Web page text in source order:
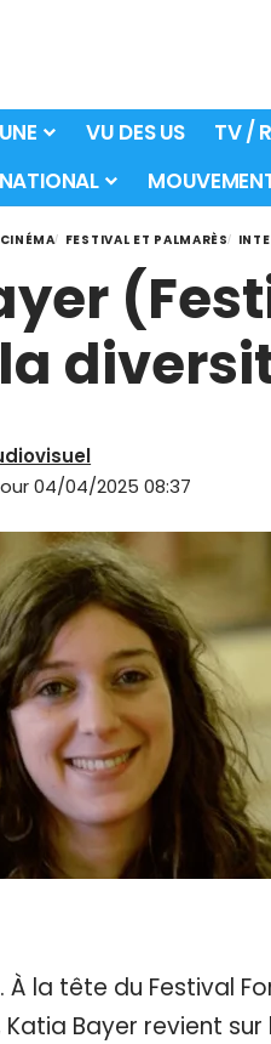
VU DES US TV /
CINÉMA FESTIVAL ET PALMARÈS
04/04/2025 08:37
À la tête du Festival
Katia Bayer revient